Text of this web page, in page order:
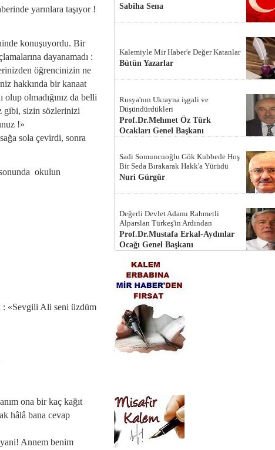
yarınlara taşıyor !
konuşuyordu. Bir
dayanamadı :
öğrencinizin ne
hakkında bir kanaat
olmadığınız da belli
gibi, sizin sözlerinizi
!»
sola çevirdi, sonra
okulun
: «Sevgili Ali seni üzdüm
ona bir kaç kağıt
hâlâ bana cevap
Annem benim
Sabiha Sena
Kalemiyle Mir Haber'e Değer Katanlar
Bütün Yazarlar
Rusya'nın Ukrayna işgali ve
Düşündürdükleri
Prof.Dr.Mehmet Öz Türk
Ocakları Genel Başkanı
Sadi Somuncuoğlu Gök Kubbede Hoş
Bir Seda Bırakarak Hakk'a Yürüdü
Nuri Gürgür
Değerli Devlet Adamı Rahmetli
Alparslan Türkeş'in Ardından
Prof.Dr.Mustafa Erkal-Aydınlar
Ocağı Genel Başkanı